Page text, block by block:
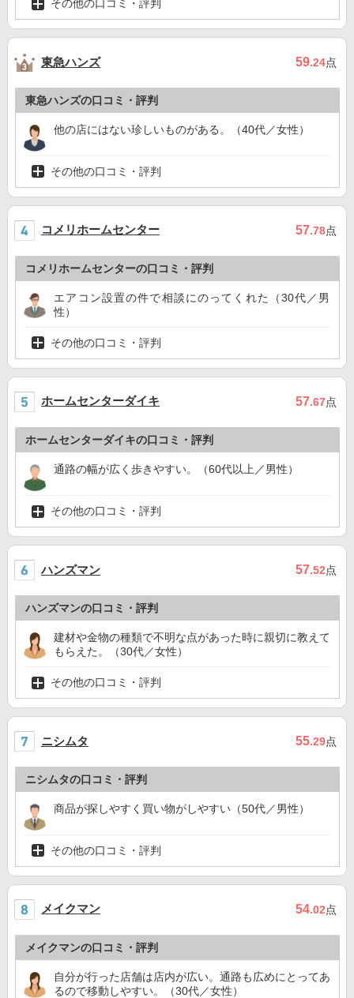
その他の口コミ・評判
東急ハンズ 59.24点
東急ハンズの口コミ・評判
他の店にはない珍しいものがある。（40代／女性）
その他の口コミ・評判
コメリホームセンター 57.78点
コメリホームセンターの口コミ・評判
エアコン設置の件で相談にのってくれた（30代／男
性）
その他の口コミ・評判
ホームセンターダイキ 57.67点
ホームセンターダイキの口コミ・評判
通路の幅が広く歩きやすい。（60代以上／男性）
その他の口コミ・評判
ハンズマン 57.52点
ハンズマンの口コミ・評判
建材や金物の種類で不明な点があった時に親切に教えて
もらえた。（30代／女性）
その他の口コミ・評判
ニシムタ 55.29点
ニシムタの口コミ・評判
商品が探しやすく買い物がしやすい（50代／男性）
その他の口コミ・評判
メイクマン 54.02点
メイクマンの口コミ・評判
自分が行った店舗は店内が広い。通路も広めにとってあ
るので移動しやすい。（30代／女性）